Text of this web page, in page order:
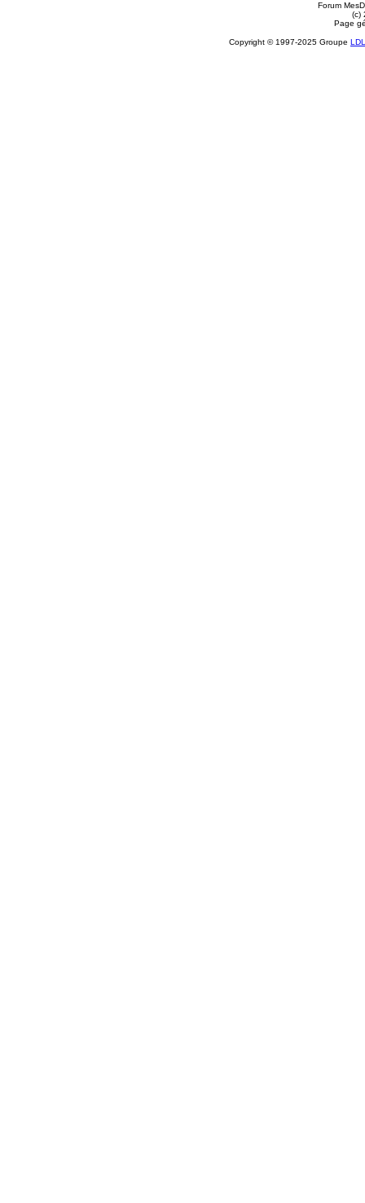
Forum
(c)
Page
Copyright © 1997-2025 Groupe